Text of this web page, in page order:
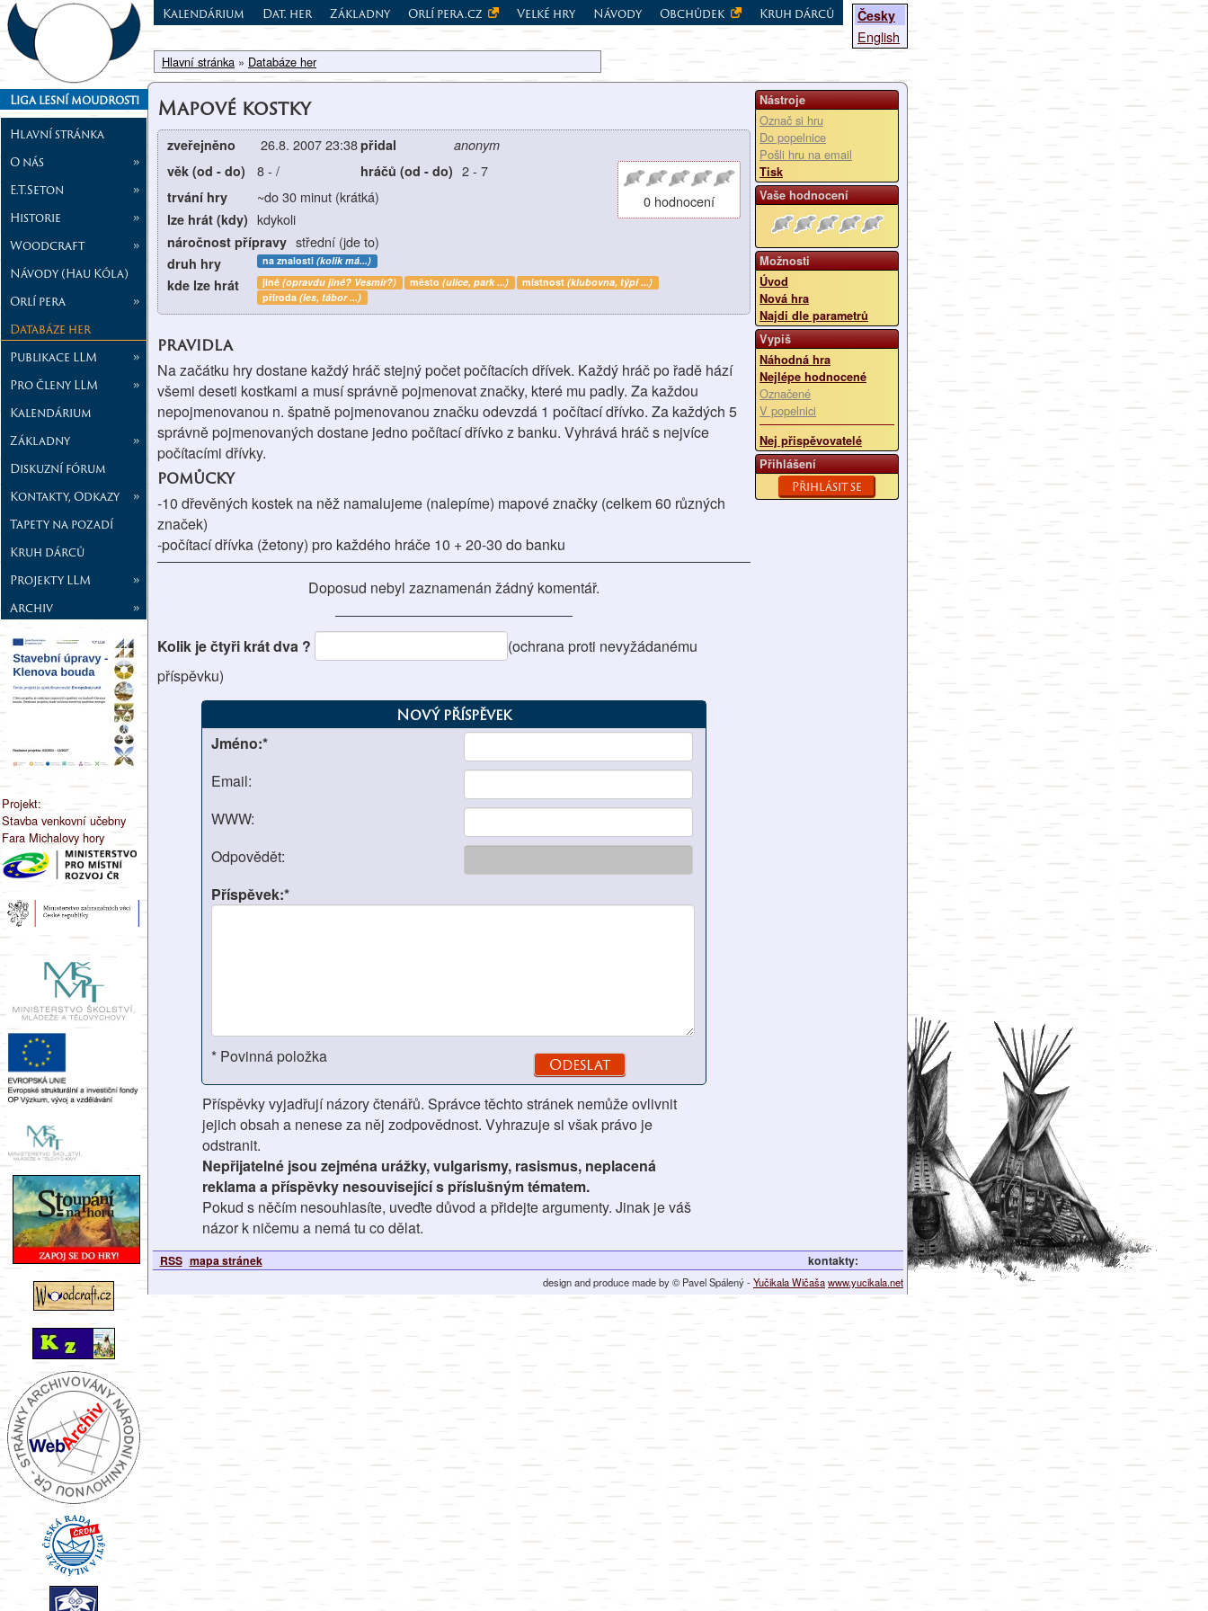
Liga lesní moudrosti
Hlavní stránka
O nás
»
E.T.Seton
»
Historie
»
Woodcraft
»
Návody (Hau Kóla)
Orlí pera
»
Databáze her
Publikace LLM
»
Pro členy LLM
»
Kalendárium
Základny
»
Diskuzní fórum
Kontakty, Odkazy
»
Tapety na pozadí
Kruh dárců
Projekty LLM
»
Archiv
»
Projekt:
Stavba venkovní učebny
Fara Michalovy hory
Česky
English
Kalendárium Dat. her Základny Orlí pera.cz Velké hry Návody Obchůdek Kruh dárců
Hlavní stránka » Databáze her
Nástroje
Označ si hru
Do popelnice
Pošli hru na email
Tisk
Vaše hodnocení
Možnosti
Úvod
Nová hra
Najdi dle parametrů
Vypiš
Náhodná hra
Nejlépe hodnocené
Označené
V popelnici
Nej přispěvovatelé
Přihlášení
Přihlásit se
Mapové kostky
zveřejněno 26.8. 2007 23:38přidal anonym
0 hodnocení
věk (od - do) 8- / hráčů (od - do) 2- 7
trvání hry ~do 30 minut (krátká)
lze hrát (kdy) kdykoli
náročnost přípravy střední (jde to)
druh hry na znalosti(kolik má...)
kde lze hrát jiné(opravdu jiné? Vesmír?) město(ulice, park ...) místnost(klubovna, týpí ...)
příroda(les, tábor ...)
pravidla
Na začátku hry dostane každý hráč stejný počet počítacích dřívek. Každý hráč po řadě hází
všemi deseti kostkami a musí správně pojmenovat značky, které mu padly. Za každou
nepojmenovanou n. špatně pojmenovanou značku odevzdá 1 počítací dřívko. Za každých 5
správně pojmenovaných dostane jedno počítací dřívko z banku. Vyhrává hráč s nejvíce
počítacími dřívky.
pomůcky
-10 dřevěných kostek na něž namalujeme (nalepíme) mapové značky (celkem 60 různých
značek)
-počítací dřívka (žetony) pro každého hráče 10 + 20-30 do banku
Doposud nebyl zaznamenán žádný komentář.
Kolik je čtyři krát dva ?
(ochrana proti nevyžádanému
příspěvku)
Nový příspěvek
Jméno:*
Email:
WWW:
Odpovědět:
Příspěvek:*
* Povinná položka
Příspěvky vyjadřují názory čtenářů. Správce těchto stránek nemůže ovlivnit
jejich obsah a nenese za něj zodpovědnost. Vyhrazuje si však právo je
odstranit.
Nepřijatelné jsou zejména urážky, vulgarismy, rasismus, neplacená
reklama a příspěvky nesouvisející s příslušným tématem.
Pokud s něčím nesouhlasíte, uveďte důvod a přidejte argumenty. Jinak je váš
názor k ničemu a nemá tu co dělat.
RSS mapa stránek kontakty:
design and produce made by © Pavel Spálený -Yučikala Wičašawww.yucikala.net